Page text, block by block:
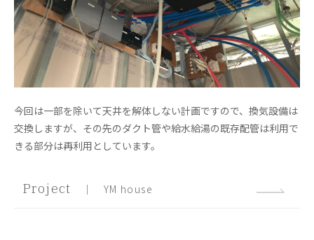
今回は一部を除いて天井を解体しない計画ですので、換気設備は
交換しますが、その先のダクト管や給水給湯の既存配管は利用で
きる部分は再利用としています。
Project ｜ YM house